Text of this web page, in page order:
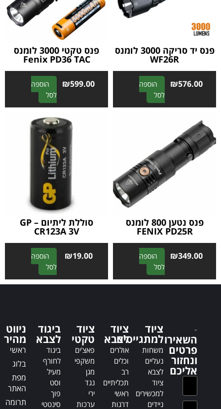
פנס יד סריקה 3000 לומנס
WF26R
₪576.00
הוספה
לסל
A
l
a
t
i
v
פנס טקטי 3000 לומנס
Fenix ​​PD36 TAC
₪599.00
הוספה
לסל
A
l
t
e
e
:
פנס נטען 800 לומנס
FENIX PD25R
₪349.00
הוספה
לסל
A
l
t
i
v
סוללת ליתיום – GP
CR123A 3V
₪19.00
הוספה
לסל
A
l
t
השאירו
פרטים
ונחזור
אליכם
ציוד
למתגייסים
משחות
נעליים
לצבא
ציוד
למכשירים
ניידים
ציוד
לצבא
אולרים
וכלים
רב
תכליתיים
ראשי
דרגות
ציוד
טקטי
פאצ'ים
משקפי
מגן
נגד
ירי
ערכות
ביגוד
לצבא
ביגוד
לחורף
מעיל
וסט
פוך
סינטטי
ניווט
מהיר
ראשי
בלוג
מפת
האתר
תרומה